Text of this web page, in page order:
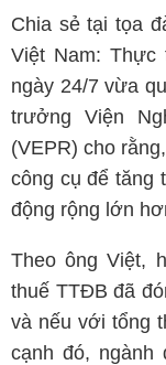
Chia sẻ tại tọa
Việt Nam: Thực
ngày 24/7 vừa
trưởng Viện
(VEPR) cho
công cụ để tăng
động rộng lớn
Theo ông Việt,
thuế TTĐB đã
và nếu với tổng
cạnh đó, ngành